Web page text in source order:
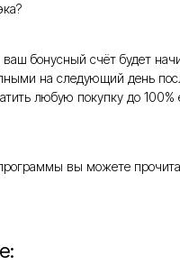
бонусный счёт будет
на следующий день
любую покупку до 100%
вы можете